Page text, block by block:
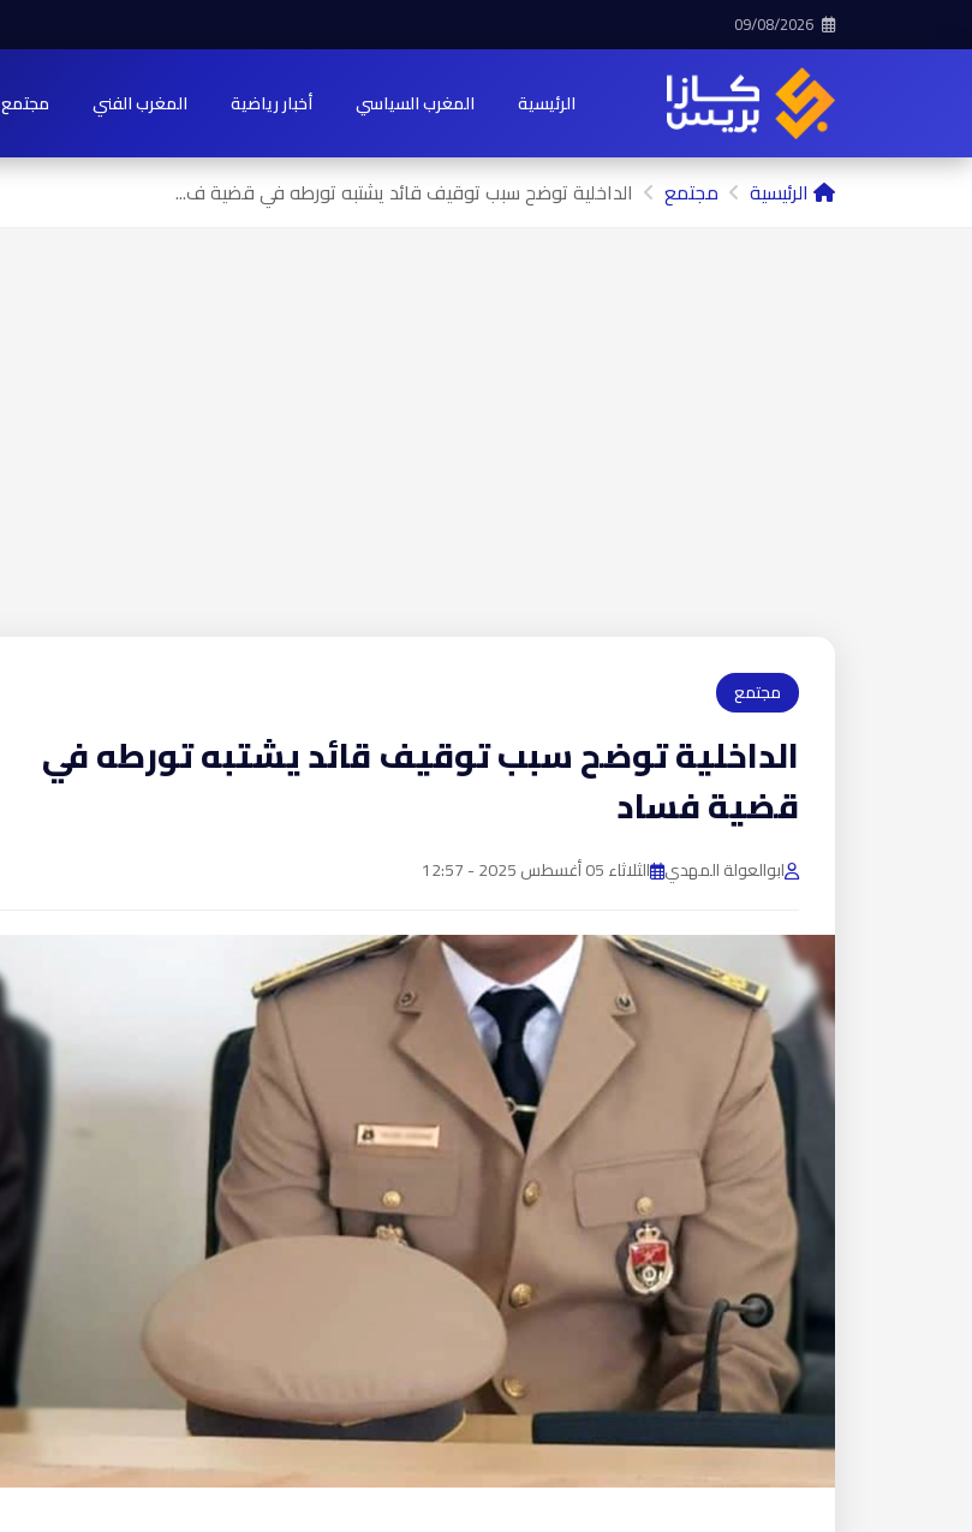
الرئيسية المغرب السياسي أخبار رياضية المغرب الفني مجتمع
الرئيسية مجتمع الداخلية توضح سبب توقيف قائد يشتبه تورطه في قضية ف...
مجتمع
الداخلية توضح سبب توقيف قائد يشتبه تورطه في
قضية فساد
ابوالعولة المهدي الثلاثاء 05 أغسطس 2025 - 12:57